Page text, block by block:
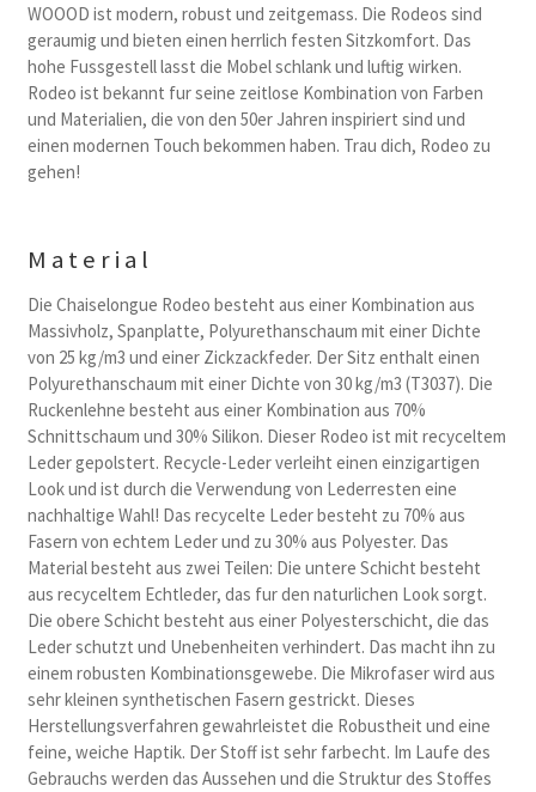
WOOOD ist modern, robust und zeitgemass. Die Rodeos sind
geraumig und bieten einen herrlich festen Sitzkomfort. Das
hohe Fussgestell lasst die Mobel schlank und luftig wirken.
Rodeo ist bekannt fur seine zeitlose Kombination von Farben
und Materialien, die von den 50er Jahren inspiriert sind und
einen modernen Touch bekommen haben. Trau dich, Rodeo zu
gehen!
Material
Die Chaiselongue Rodeo besteht aus einer Kombination aus
Massivholz, Spanplatte, Polyurethanschaum mit einer Dichte
von 25 kg/m3 und einer Zickzackfeder. Der Sitz enthalt einen
Polyurethanschaum mit einer Dichte von 30 kg/m3 (T3037). Die
Ruckenlehne besteht aus einer Kombination aus 70%
Schnittschaum und 30% Silikon. Dieser Rodeo ist mit recyceltem
Leder gepolstert. Recycle-Leder verleiht einen einzigartigen
Look und ist durch die Verwendung von Lederresten eine
nachhaltige Wahl! Das recycelte Leder besteht zu 70% aus
Fasern von echtem Leder und zu 30% aus Polyester. Das
Material besteht aus zwei Teilen: Die untere Schicht besteht
aus recyceltem Echtleder, das fur den naturlichen Look sorgt.
Die obere Schicht besteht aus einer Polyesterschicht, die das
Leder schutzt und Unebenheiten verhindert. Das macht ihn zu
einem robusten Kombinationsgewebe. Die Mikrofaser wird aus
sehr kleinen synthetischen Fasern gestrickt. Dieses
Herstellungsverfahren gewahrleistet die Robustheit und eine
feine, weiche Haptik. Der Stoff ist sehr farbecht. Im Laufe des
Gebrauchs werden das Aussehen und die Struktur des Stoffes